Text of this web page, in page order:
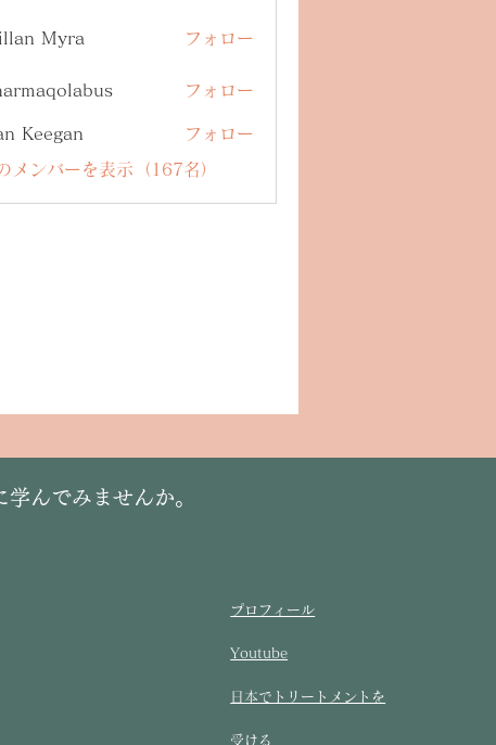
Myra フォロー
フォロー
Keegan フォロー
メンバーを表示（167名）
んでみませんか。
プロフィール
Youtube
​日本でトリートメントを
受ける​